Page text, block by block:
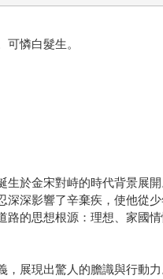
憐白髮生。
生於金宋對峙的時代背景展
深深影響了辛棄疾，使他從
的思想根源：理想、家國
，展現出驚人的膽識與行動